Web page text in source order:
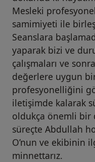
Mesleki
samimiyeti ile
Seanslara
yaparak bizi ve
çalışmaları ve
değerlere uygun
profesyonelliğini
iletişimde kalarak
oldukça önemli bir
süreçte Abdullah
O’nun ve ekibinin
minnettarız.